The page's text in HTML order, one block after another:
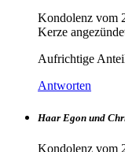
Kondolenz vom
Kerze
Aufrichtige
Antworten
Haar Egon und
Kondolenz vom